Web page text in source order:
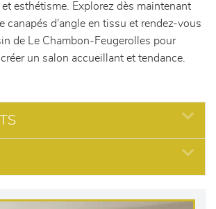
esthétisme. Explorez dès maintenant
canapés d'angle en tissu et rendez-vous
de Le Chambon-Feugerolles pour
un salon accueillant et tendance.